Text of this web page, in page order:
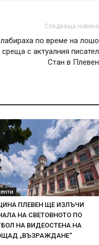
Следваща новина
по време на лошо
с актуалния писател
Стан в Плевен
ПЛЕВЕН ЩЕ ИЗЛЪЧИ
НА СВЕТОВНОТО ПО
НА ВИДЕОСТЕНА НА
„ВЪЗРАЖДАНЕ“